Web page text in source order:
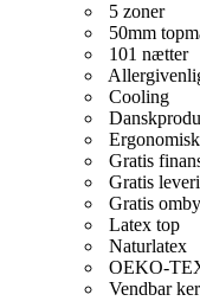
5 zoner
50mm
101 nætter
Cooling
Gratis
Gratis
Gratis
Latex top
Naturlatex
OEKO-
Vendbar